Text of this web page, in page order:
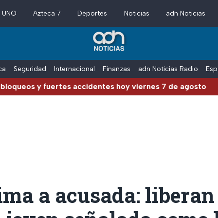
Azteca 7 Deportes Noticias adn Noticias
Seguridad Internacional Finanzas adn Noticias Radio
fuertes accidentes hoy viernes 7 de agosto
a acusada: